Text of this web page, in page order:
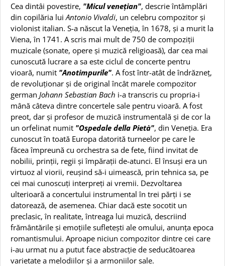
Cea dintâi povestire, "Micul venețian", descrie întâmplări
din copilăria lui Antonio Vivaldi, un celebru compozitor și
violonist italian. S-a născut la Veneția, în 1678, și a murit la
Viena, în 1741. A scris mai mult de 750 de compoziții
muzicale (sonate, opere și muzică religioasă), dar cea mai
cunoscută lucrare a sa este ciclul de concerte pentru
vioară, numit "Anotimpurile". A fost într-atât de îndrăzneț,
de revoluționar și de original încât marele compozitor
german Johann Sebastian Bach i-a transcris cu propria-i
mână câteva dintre concertele sale pentru vioară. A fost
preot, dar și profesor de muzică instrumentală și de cor la
un orfelinat numit "Ospedale della Pietà", din Veneția. Era
cunoscut în toată Europa datorită turneelor pe care le
făcea împreună cu orchestra sa de fete, fiind invitat de
nobilii, prinții, regii și împărații de-atunci. El însuși era un
virtuoz al viorii, reușind să-i uimească, prin tehnica sa, pe
cei mai cunoscuți interpreți ai vremii. Dezvoltarea
ulterioară a concertului instrumental în trei părți i se
datorează, de asemenea. Chiar dacă este socotit un
preclasic, în realitate, întreaga lui muzică, descriind
frământările și emoțiile sufletești ale omului, anunța epoca
romantismului. Aproape niciun compozitor dintre cei care
i-au urmat nu a putut face abstracție de seducătoarea
varietate a melodiilor și a armoniilor sale.